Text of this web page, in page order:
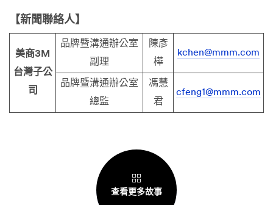
【新聞聯絡人】
美商3M
台灣子公
司
品牌暨溝通辦公室
副理
陳彥
樺
kchen@mmm.com
品牌暨溝通辦公室
總監
馮慧
君
cfeng1@mmm.com
查看更多故事